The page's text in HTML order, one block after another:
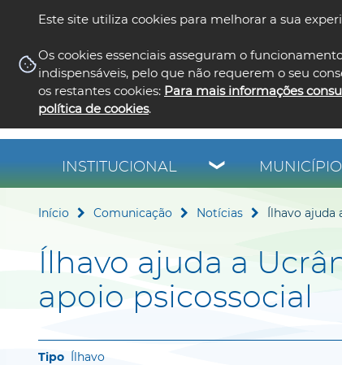
Este site utiliza cookies para melhorar a sua
Os cookies essenciais asseguram o
indispensáveis, pelo que não requerem o seu
os restantes cookies: Para mais informações
política de cookies.
INSTITUCIONAL
Início Comunicação Notícias Ílhavo
Ílhavo ajuda a
apoio psicossocial
Ílhavo